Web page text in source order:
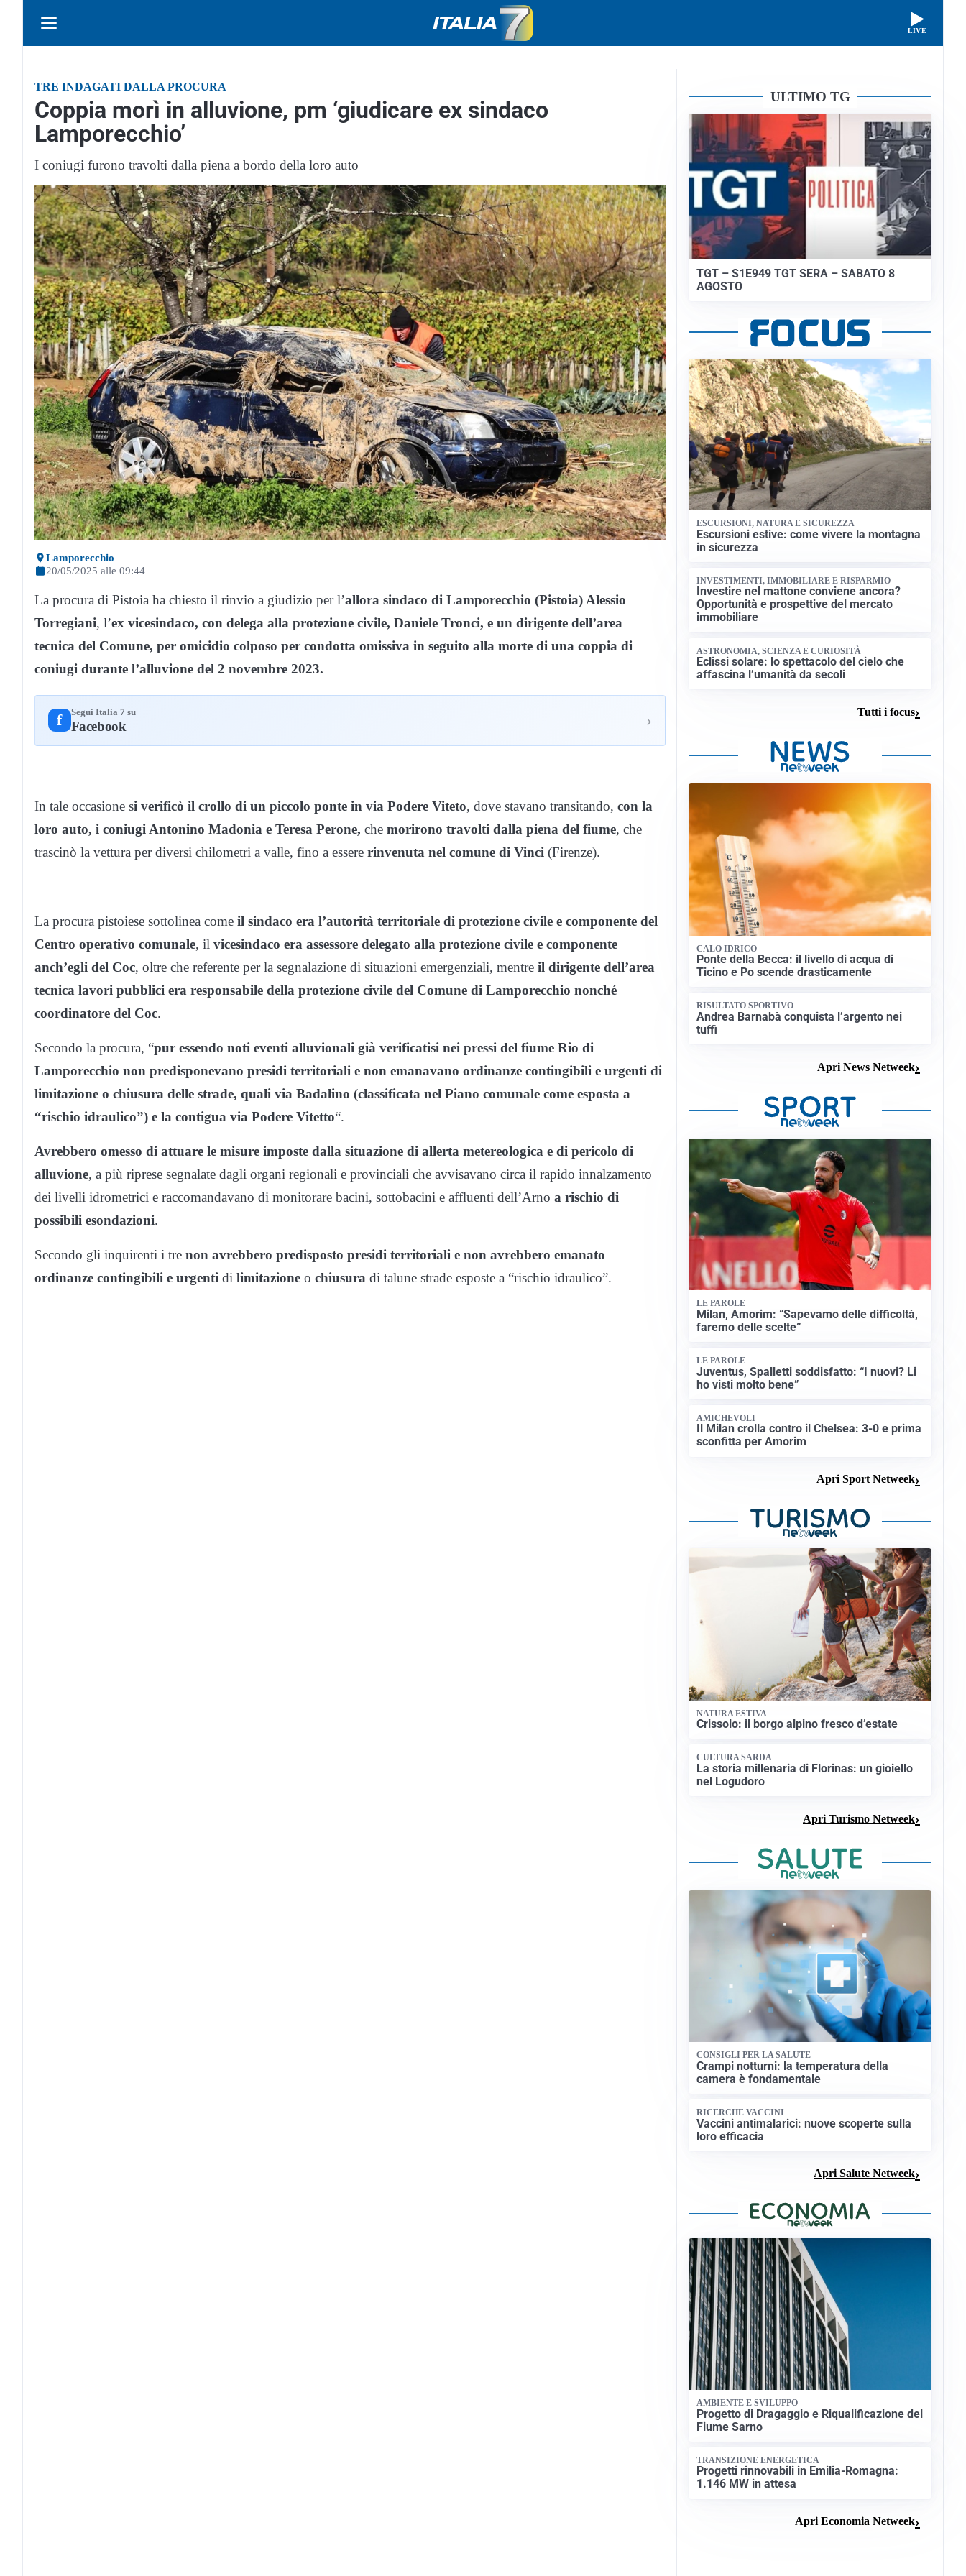
LIVE
TRE INDAGATI DALLA PROCURA
Coppia morì in alluvione, pm ‘giudicare ex sindaco
Lamporecchio’
I coniugi furono travolti dalla piena a bordo della loro auto
Lamporecchio
20/05/2025 alle 09:44
La procura di Pistoia ha chiesto il rinvio a giudizio per l’allora sindaco di Lamporecchio (Pistoia) Alessio
Torregiani, l’ex vicesindaco, con delega alla protezione civile, Daniele Tronci, e un dirigente dell’area
tecnica del Comune, per omicidio colposo per condotta omissiva in seguito alla morte di una coppia di
coniugi durante l’alluvione del 2 novembre 2023.
f Segui Italia 7 su
Facebook ›
In tale occasione si verificò il crollo di un piccolo ponte in via Podere Viteto, dove stavano transitando, con la
loro auto, i coniugi Antonino Madonia e Teresa Perone, che morirono travolti dalla piena del fiume, che
trascinò la vettura per diversi chilometri a valle, fino a essere rinvenuta nel comune di Vinci (Firenze).
La procura pistoiese sottolinea come il sindaco era l’autorità territoriale di protezione civile e componente del
Centro operativo comunale, il vicesindaco era assessore delegato alla protezione civile e componente
anch’egli del Coc, oltre che referente per la segnalazione di situazioni emergenziali, mentre il dirigente dell’area
tecnica lavori pubblici era responsabile della protezione civile del Comune di Lamporecchio nonché
coordinatore del Coc.
Secondo la procura, “pur essendo noti eventi alluvionali già verificatisi nei pressi del fiume Rio di
Lamporecchio non predisponevano presidi territoriali e non emanavano ordinanze contingibili e urgenti di
limitazione o chiusura delle strade, quali via Badalino (classificata nel Piano comunale come esposta a
“rischio idraulico”) e la contigua via Podere Vitetto“.
Avrebbero omesso di attuare le misure imposte dalla situazione di allerta metereologica e di pericolo di
alluvione, a più riprese segnalate dagli organi regionali e provinciali che avvisavano circa il rapido innalzamento
dei livelli idrometrici e raccomandavano di monitorare bacini, sottobacini e affluenti dell’Arno a rischio di
possibili esondazioni.
Secondo gli inquirenti i tre non avrebbero predisposto presidi territoriali e non avrebbero emanato
ordinanze contingibili e urgenti di limitazione o chiusura di talune strade esposte a “rischio idraulico”.
ULTIMO TG
TGT – S1E949 TGT SERA – SABATO 8
AGOSTO
ESCURSIONI, NATURA E SICUREZZA
Escursioni estive: come vivere la montagna
in sicurezza
INVESTIMENTI, IMMOBILIARE E RISPARMIO
Investire nel mattone conviene ancora?
Opportunità e prospettive del mercato
immobiliare
ASTRONOMIA, SCIENZA E CURIOSITÀ
Eclissi solare: lo spettacolo del cielo che
affascina l’umanità da secoli
Tutti i focus
CALO IDRICO
Ponte della Becca: il livello di acqua di
Ticino e Po scende drasticamente
RISULTATO SPORTIVO
Andrea Barnabà conquista l’argento nei
tuffi
Apri News Netweek
LE PAROLE
Milan, Amorim: “Sapevamo delle difficoltà,
faremo delle scelte”
LE PAROLE
Juventus, Spalletti soddisfatto: “I nuovi? Li
ho visti molto bene”
AMICHEVOLI
Il Milan crolla contro il Chelsea: 3-0 e prima
sconfitta per Amorim
Apri Sport Netweek
NATURA ESTIVA
Crissolo: il borgo alpino fresco d’estate
CULTURA SARDA
La storia millenaria di Florinas: un gioiello
nel Logudoro
Apri Turismo Netweek
CONSIGLI PER LA SALUTE
Crampi notturni: la temperatura della
camera è fondamentale
RICERCHE VACCINI
Vaccini antimalarici: nuove scoperte sulla
loro efficacia
Apri Salute Netweek
AMBIENTE E SVILUPPO
Progetto di Dragaggio e Riqualificazione del
Fiume Sarno
TRANSIZIONE ENERGETICA
Progetti rinnovabili in Emilia-Romagna:
1.146 MW in attesa
Apri Economia Netweek